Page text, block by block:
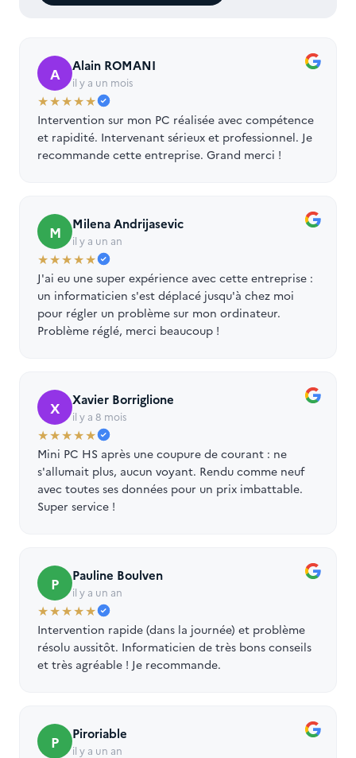
A Alain ROMANI
il y a un mois
★★★★★
Intervention sur mon PC réalisée avec compétence
et rapidité. Intervenant sérieux et professionnel. Je
recommande cette entreprise. Grand merci !
M Milena Andrijasevic
il y a un an
★★★★★
J'ai eu une super expérience avec cette entreprise :
un informaticien s'est déplacé jusqu'à chez moi
pour régler un problème sur mon ordinateur.
Problème réglé, merci beaucoup !
X Xavier Borriglione
il y a 8 mois
★★★★★
Mini PC HS après une coupure de courant : ne
s'allumait plus, aucun voyant. Rendu comme neuf
avec toutes ses données pour un prix imbattable.
Super service !
P Pauline Boulven
il y a un an
★★★★★
Intervention rapide (dans la journée) et problème
résolu aussitôt. Informaticien de très bons conseils
et très agréable ! Je recommande.
P Piroriable
il y a un an